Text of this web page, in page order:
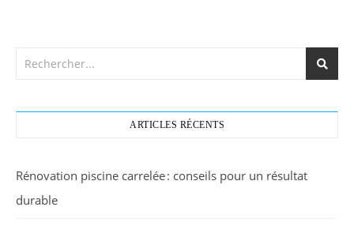
ARTICLES RÉCENTS
Rénovation piscine carrelée : conseils pour un résultat
durable